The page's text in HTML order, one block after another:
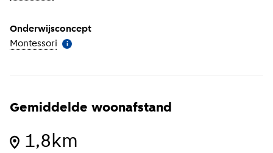
Onderwijsconcept
Montessori Meer informatie
i
Gemiddelde woonafstand
1,8km